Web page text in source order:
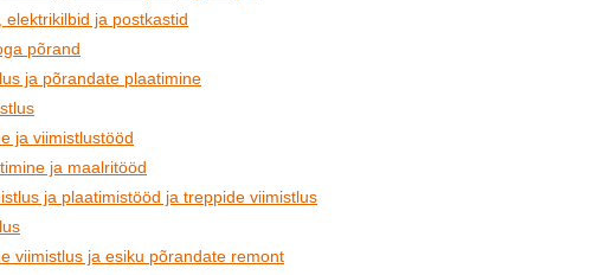
elektrikilbid ja postkastid
põrand
ja põrandate plaatimine
ja viimistlustööd
ja maalritööd
ja plaatimistööd ja treppide viimistlus
viimistlus ja esiku põrandate remont